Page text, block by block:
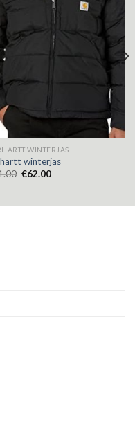
WINTERJAS
winterjas
€62.00